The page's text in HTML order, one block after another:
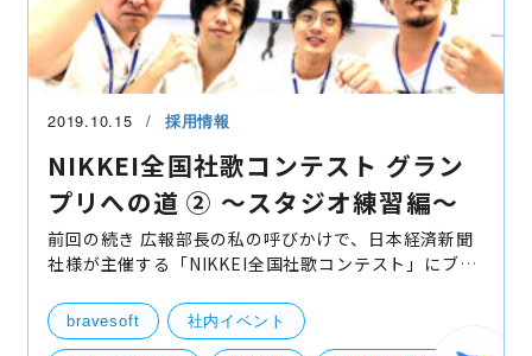
2019.10.15 採用情報
NIKKEI全国社歌コンテスト グラン
プリへの道 ② 〜スタジオ練習編〜
前回の続き 広報部長の私の呼びかけで、日本経済新聞
社様が主催する「NIKKEI全国社歌コンテスト」にブレ
り、VocalのSHOW-HEY、GuitarのNOBU、Drumsの
TSUSSYが集ま
bravesoft 社内イベント